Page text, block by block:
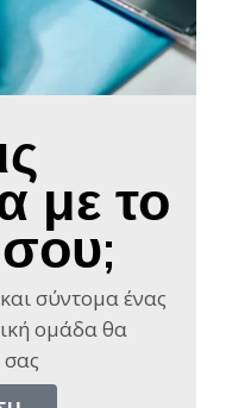
με το
σύντομα ένας
ομάδα θα
σας​